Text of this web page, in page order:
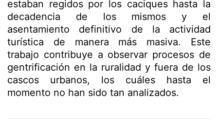
estaban regidos por los caciques hasta la
decadencia de los mismos y el
asentamiento definitivo de la actividad
turística de manera más masiva. Este
trabajo contribuye a observar procesos de
gentrificación en la ruralidad y fuera de los
cascos urbanos, los cuáles hasta el
momento no han sido tan analizados.